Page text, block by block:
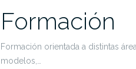
Formación
Formación orientada a distintas
modelos,…